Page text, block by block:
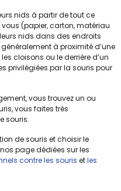
nids à partir de tout ce
vous (papier, carton, matériau
nids dans des endroits
à proximité d’une
cloisons ou le derrière d’un
privilégiées par la souris pour
vous trouvez un ou
vous faites très
souris.
de souris et choisir le
page dédiées sur les
contre les souris etles